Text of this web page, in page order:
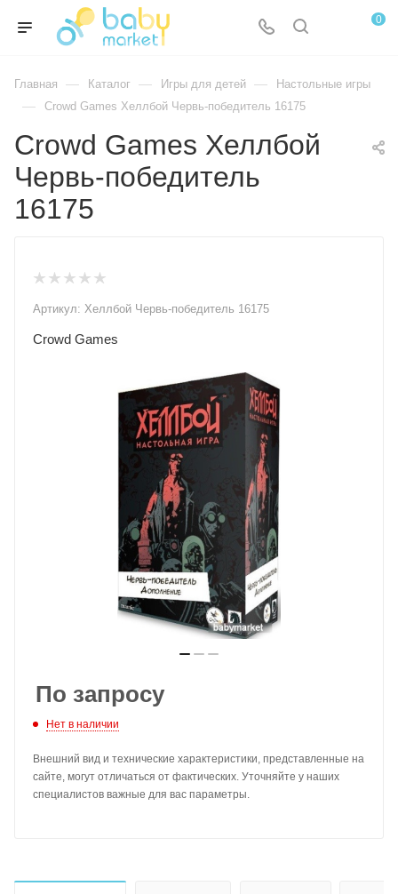
0
Главная — Каталог — Игры для детей — Настольные игры
— Crowd Games Хеллбой Червь-победитель 16175
Crowd Games Хеллбой
Червь-победитель
16175
Артикул: Хеллбой Червь-победитель 16175
Crowd Games
По запросу
Нет в наличии
Внешний вид и технические характеристики, представленные на
сайте, могут отличаться от фактических. Уточняйте у наших
специалистов важные для вас параметры.